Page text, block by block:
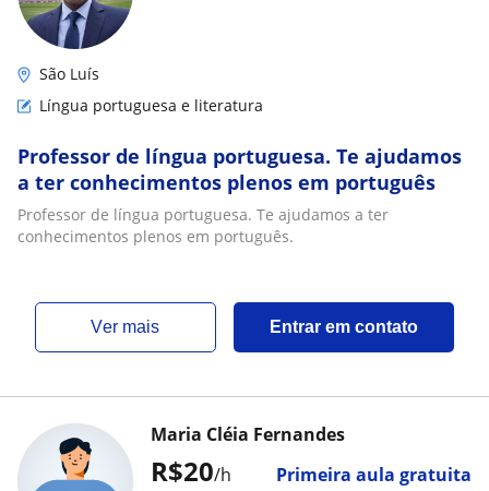
São Luís
Língua portuguesa e literatura
Professor de língua portuguesa. Te ajudamos
a ter conhecimentos plenos em português
Professor de língua portuguesa. Te ajudamos a ter
conhecimentos plenos em português.
ver mais Entrar em contato
R$20/h Primeira aula gratuita
Maria Cléia Fernandes